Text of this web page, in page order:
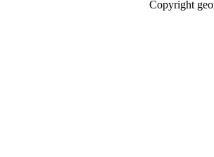
Copyright